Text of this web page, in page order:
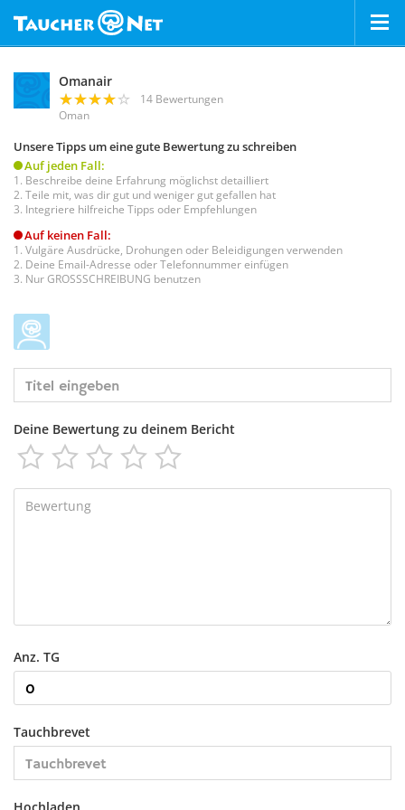
Omanair
14 Bewertungen
Oman
Unsere Tipps um eine gute Bewertung zu schreiben
Auf jeden Fall:
Beschreibe deine Erfahrung möglichst detailliert
Teile mit, was dir gut und weniger gut gefallen hat
Integriere hilfreiche Tipps oder Empfehlungen
Auf keinen Fall:
Vulgäre Ausdrücke, Drohungen oder Beleidigungen verwenden
Deine Email-Adresse oder Telefonnummer einfügen
Nur GROSSSCHREIBUNG benutzen
Deine Bewertung zu deinem Bericht
    
Anz. TG
Tauchbrevet